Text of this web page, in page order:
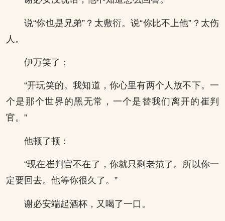
说“你也是兄弟”？太敷衍。说“你比不上他”？太伤
人。
伊万笑了：
“开玩笑的。我知道，你心里有两个人放不下。一
个是那个世界的黑无常，一个是替我们离开的崔判
官。”
他顿了顿：
“现在崔判官不在了，你就只剩老范了。所以你一
定要回去。他等你很久了。”
谢必安端起酒杯，又喝了一口。